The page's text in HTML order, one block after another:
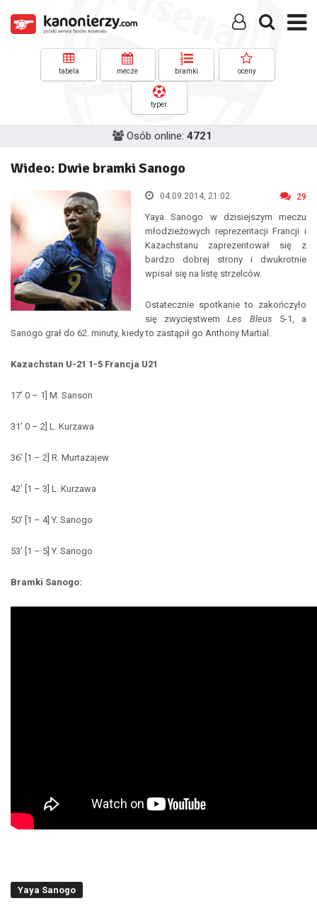
tabela mecze bramki oceny
typer
Osób online: 4721
Wideo: Dwie bramki Sanogo
04.09.2014, 21:02 29
Yaya Sanogo w dzisiejszym meczu
młodzieżowych reprezentacji Francji i
Kazachstanu zaprezentował się z
bardzo dobrej strony i dwukrotnie
wpisał się na listę strzelców.
Ostatecznie spotkanie to zakończyło
się zwycięstwemLes Bleus 5-1, a
Sanogo grał do 62. minuty, kiedy to zastąpił go Anthony Martial.
Kazachstan U-21 1-5 Francja U21
17’ 0 – 1] M. Sanson
31’ 0 – 2] L. Kurzawa
36’ [1 – 2] R. Murtazajew
42’ [1 – 3] L. Kurzawa
50’ [1 – 4] Y. Sanogo
53’ [1 – 5] Y. Sanogo
Bramki Sanogo:
Yaya Sanogo